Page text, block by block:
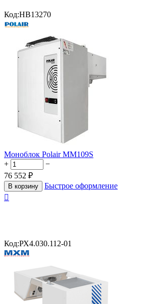
Код:HB13270
Моноблок Polair MM109S
+
−
76 552 ₽
В корзину
Быстрое оформление

Код:РХ4.030.112-01